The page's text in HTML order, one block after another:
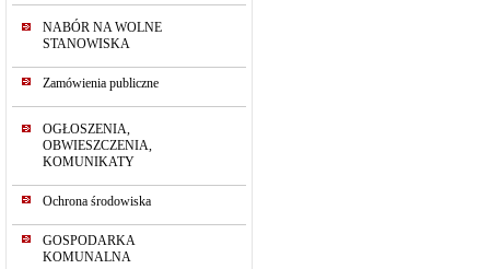
NABÓR NA WOLNE
STANOWISKA
Zamówienia publiczne
OGŁOSZENIA,
OBWIESZCZENIA,
KOMUNIKATY
Ochrona środowiska
GOSPODARKA
KOMUNALNA